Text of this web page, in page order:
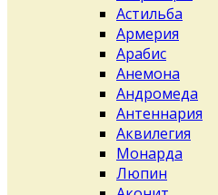
Астильба
Армерия
Арабис
Анемона
Андромеда
Антеннария
Аквилегия
Монарда
Люпин